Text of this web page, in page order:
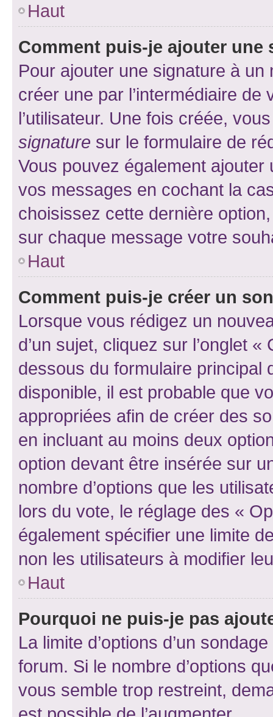
Haut
Comment puis-je ajouter une
Pour ajouter une signature à un
créer une par l’intermédiaire
l’utilisateur. Une fois créée,
signature sur le formulaire de
Vous pouvez également
vos messages en cochant la
choisissez cette dernière
sur chaque message votre
Haut
Comment puis-je créer un
Lorsque vous rédigez un
d’un sujet, cliquez sur l’onglet
dessous du formulaire principal
disponible, il est probable que
appropriées afin de créer des
en incluant au moins deux
option devant être insérée sur
nombre d’options que les
lors du vote, le réglage des «
également spécifier une limite
non les utilisateurs à modifier
Haut
Pourquoi ne puis-je pas
La limite d’options d’un
forum. Si le nombre d’options
vous semble trop restreint,